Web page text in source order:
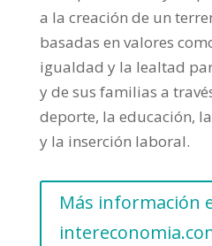
a la creación de un
basadas en valores
igualdad y la lealtad
y de sus familias a
deporte, la educación,
y la inserción laboral.
Más información